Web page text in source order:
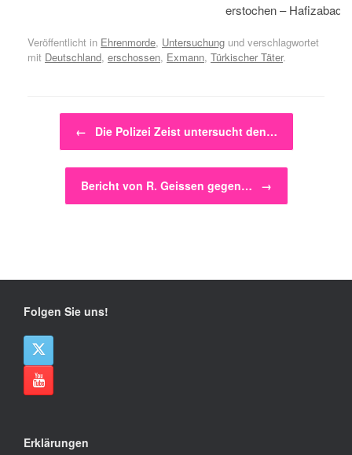
erstochen – Hafizabad,
Veröffentlicht in Ehrenmorde, Untersuchung und verschlagwortet
mit Deutschland, erschossen, Exmann, Türkischer Täter.
Beitragsnavigation
← Die Polizei Zeist untersucht den…
Bericht von R. Geissen gegen… →
Folgen Sie uns!
Erklärungen